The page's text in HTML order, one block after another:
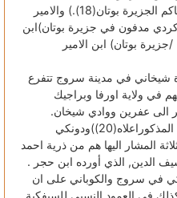
بعد وفاة خاله الامير عيسى البُختي حاكم الجزيرة بوتان(18).) والامير
مدفون في جزيرة بوتان)ابن
قلعة ارمشاط(19) /جزيرة بوتان) ابن الامير
شيخاني في مدينة سروج تتفرع
في ولاية اورفا وبراجيك
الى عفرين ووادي شيخان.
وهم:سيفكي(احفادالامير سيف الدين المذكوراعلاه(20))ودونكي
المشار اليها هم من ذرية احمد
في سروج والكوباني على ان